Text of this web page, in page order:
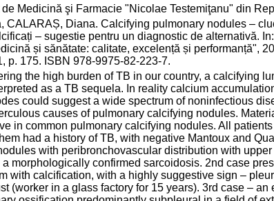
Medicină şi Farmacie "Nicolae Testemiţanu" din
CALARAȘ, Diana. Calcifying pulmonary nodules –
– sugestie pentru un diagnostic de alternativă.
și sănătate: calitate, excelență și performanță",
p. 175. ISBN 978-9975-82-223-7.
the high burden of TB in our country, a calcifying
as a TB sequela. In reality calcium
could suggest a wide spectrum of noninfectious
causes of pulmonary calcifying nodules.
in common pulmonary calcifying nodules. All
had a history of TB, with negative Mantoux and
with peribronchovascular distribution with
morphologically confirmed sarcoidosis. 2nd case
with calcification, with a highly suggestive sign –
(worker in a glass factory for 15 years). 3rd case –